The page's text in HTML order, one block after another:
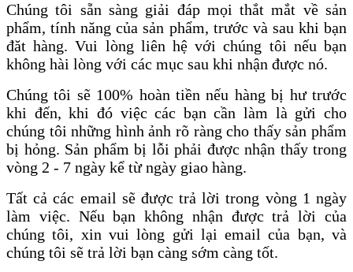
Chúng tôi sẵn sàng giải đáp mọi thắt mắt về sản
phẩm, tính năng của sản phẩm, trước và sau khi bạn
đăt hàng. Vui lòng liên hệ với chúng tôi nếu bạn
không hài lòng với các mục sau khi nhận được nó.
Chúng tôi sẽ 100% hoàn tiền nếu hàng bị hư trước
khi đến, khi đó việc các bạn cần làm là gửi cho
chúng tôi những hình ảnh rõ ràng cho thấy sản phẩm
bị hỏng. Sản phẩm bị lỗi phải được nhận thấy trong
vòng 2 - 7 ngày kể từ ngày giao hàng.
Tất cả các email sẽ được trả lời trong vòng 1 ngày
làm việc. Nếu bạn không nhận được trả lời của
chúng tôi, xin vui lòng gửi lại email của bạn, và
chúng tôi sẽ trả lời bạn càng sớm càng tốt.